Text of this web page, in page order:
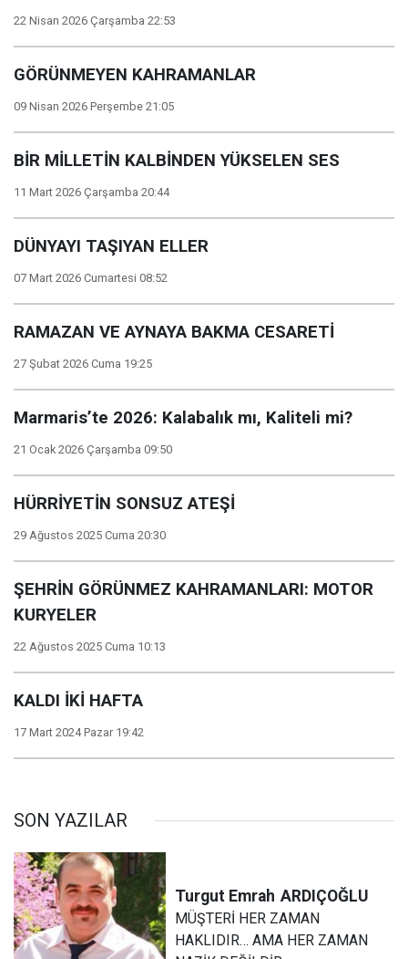
22 Nisan 2026 Çarşamba 22:53
GÖRÜNMEYEN KAHRAMANLAR
09 Nisan 2026 Perşembe 21:05
BİR MİLLETİN KALBİNDEN YÜKSELEN SES
11 Mart 2026 Çarşamba 20:44
DÜNYAYI TAŞIYAN ELLER
07 Mart 2026 Cumartesi 08:52
RAMAZAN VE AYNAYA BAKMA CESARETİ
27 Şubat 2026 Cuma 19:25
Marmaris’te 2026: Kalabalık mı, Kaliteli mi?
21 Ocak 2026 Çarşamba 09:50
HÜRRİYETİN SONSUZ ATEŞİ
29 Ağustos 2025 Cuma 20:30
ŞEHRİN GÖRÜNMEZ KAHRAMANLARI: MOTOR
KURYELER
22 Ağustos 2025 Cuma 10:13
KALDI İKİ HAFTA
17 Mart 2024 Pazar 19:42
SON YAZILAR
Turgut Emrah ARDIÇOĞLU
MÜŞTERİ HER ZAMAN
HAKLIDIR… AMA HER ZAMAN